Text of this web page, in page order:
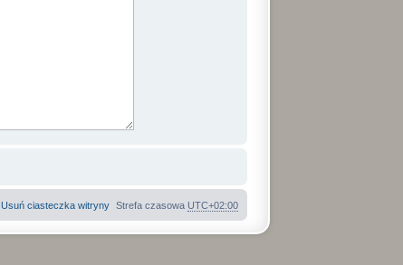
Strefa czasowa UTC+02:00
Usuń ciasteczka witryny